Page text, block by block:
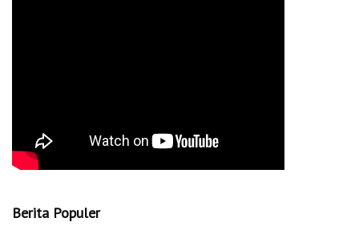
Berita Populer